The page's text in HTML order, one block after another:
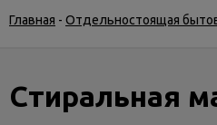
Главная - Отдельностоящая
Стиральная